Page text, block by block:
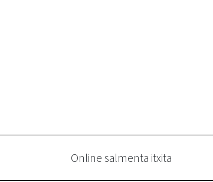
Online salmenta itxita